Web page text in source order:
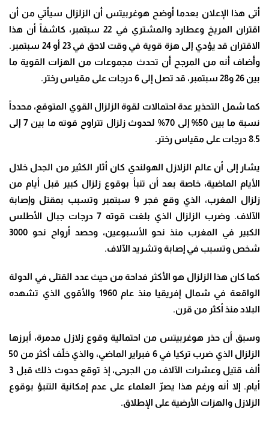
أتى هذا الإعلان بعدما أوضح هوغربيتس أن الزلزال سيأتي من أن
اقتران المريخ وعطارد والمشتري في 22 سبتمبر، كاشفاً أن هذا
الاقتران قد يؤدي إلى هزة قوية في وقت لاحق في 23 أو 24 سبتمبر
.
وأضاف أنه من المرجح أن تحدث مجموعات من الهزات القوية ما
بين 26 و28 سبتمبر، قد تصل إلى 6 درجات على مقياس رختر
.
كما شمل التحذير عدة احتمالات لقوة الزلزال القوي المتوقع، محدداً
نسبة ما بين 50% إلى 70% لحدوث زلزال تتراوح قوته ما بين 7 إلى
8.5 درجات على مقياس رختر
.
يشار إلى أن عالم الزلازل الهولندي كان أثار الكثير من الجدل خلال
الأيام الماضية، خاصة بعد أن تنبأ بوقوع زلزال كبير قبل أيام من
زلزال المغرب، الذي وقع فجر 9 سبتمبر وتسبب بمقتل وإصابة
الآلاف.
وضرب الزلزال الذي بلغت قوته 7 درجات جبال الأطلس
الكبير في المغرب منذ نحو الأسبوعين، وحصد أرواح نحو 3000
شخص وتسبب في إصابة وتشريد الآلاف.
كما كان هذا الزلزال هو الأكثر فداحة من حيث عدد القتلى في الدولة
الواقعة في شمال إفريقيا منذ عام 1960 والأقوى الذي تشهده
البلاد منذ أكثر من قرن.
وسبق أن حذر هوغربيتس من احتمالية وقوع زلازل مدمرة، أبرزها
الزلزال الذي ضرب تركيا في 6 فبراير الماضي، والذي خلّف أكثر من 50
ألف قتيل وعشرات الآلاف من الجرحى، إذ توقع حدوث ذلك قبل 3
أيام. إلا أنه ورغم هذا يصرّ العلماء على عدم إمكانية التنبؤ بوقوع
الزلازل والهزات الأرضية على الإطلاق.